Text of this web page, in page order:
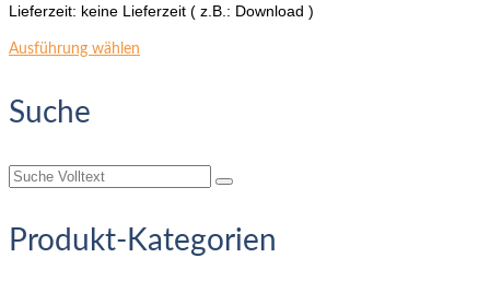
Lieferzeit: keine Lieferzeit ( z.B.: Download )
Ausführung wählen
auf
Suche
Suche
Produkt-Kategorien